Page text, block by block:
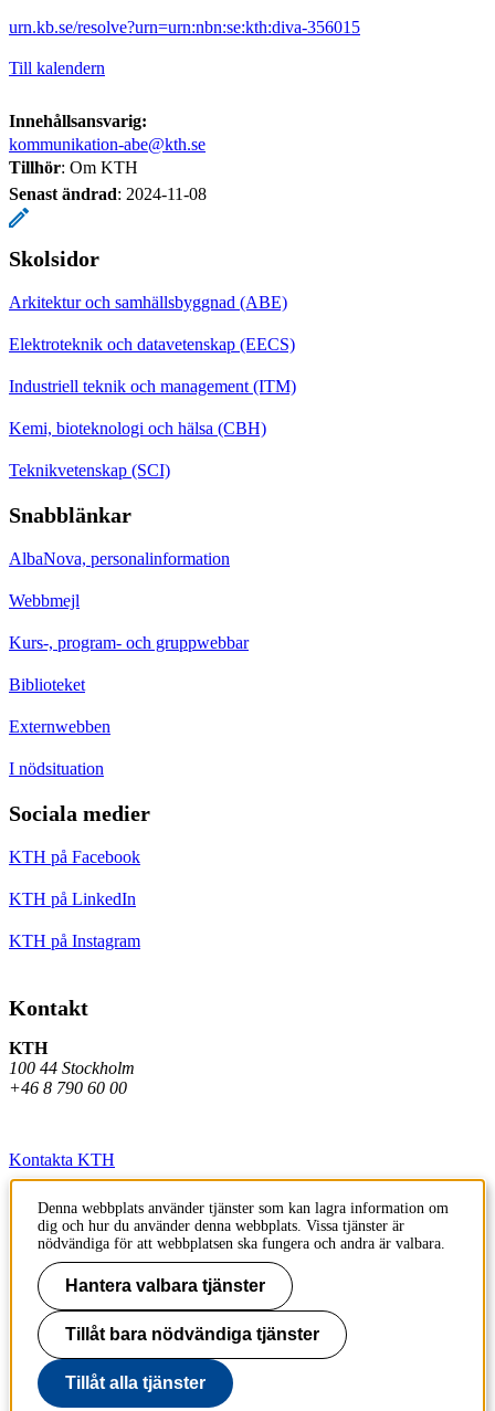
urn.kb.se/resolve?urn=urn:nbn:se:kth:diva-356015
Till kalendern
Innehållsansvarig:
kommunikation-abe@kth.se
Tillhör: Om KTH
Senast ändrad: 2024-11-08
Skolsidor
Arkitektur och samhällsbyggnad (ABE)
Elektroteknik och datavetenskap (EECS)
Industriell teknik och management (ITM)
Kemi, bioteknologi och hälsa (CBH)
Teknikvetenskap (SCI)
Snabblänkar
AlbaNova, personalinformation
Webbmejl
Kurs-, program- och gruppwebbar
Biblioteket
Externwebben
I nödsituation
Sociala medier
KTH på Facebook
KTH på LinkedIn
KTH på Instagram
Kontakt
KTH
100 44 Stockholm
+46 8 790 60 00
Kontakta KTH
Jobba på KTH
Press och media
Faktura och betalning KTH
Om KTH:s webbplatser
Tillgänglighetsredogörelse
Denna webbplats använder tjänster som kan lagra information om
dig och hur du använder denna webbplats. Vissa tjänster är
nödvändiga för att webbplatsen ska fungera och andra är valbara.
Hantera valbara tjänster
Tillåt bara nödvändiga tjänster
Tillåt alla tjänster